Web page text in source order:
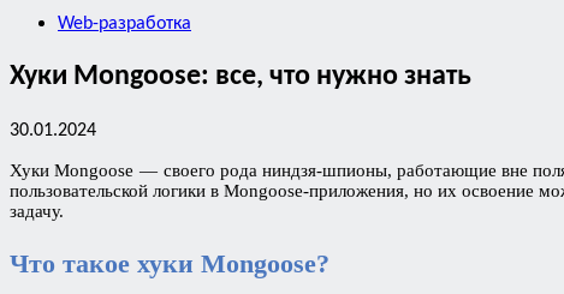
Web-разработка
Хуки Mongoose: все, что нужно знать
30.01.2024
Хуки Mongoose — своего рода ниндзя-шпионы, работающие вне
пользовательской логики в Mongoose-приложения, но их освоение
задачу.
Что такое хуки Mongoose?